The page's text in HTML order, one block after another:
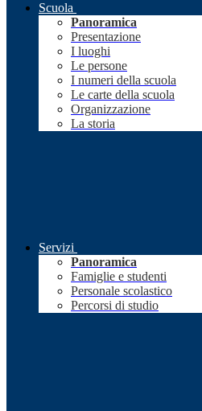
Scuola
Panoramica
Presentazione
I luoghi
Le persone
I numeri della scuola
Le carte della scuola
Organizzazione
La storia
Servizi
Panoramica
Famiglie e studenti
Personale scolastico
Percorsi di studio